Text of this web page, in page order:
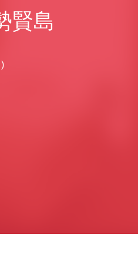
賢島